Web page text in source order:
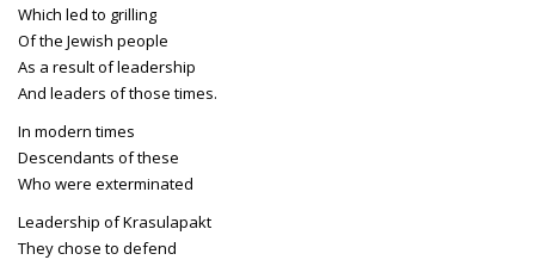
Which led to grilling
Of the Jewish people
As a result of leadership
And leaders of those times.
In modern times
Descendants of these
Who were exterminated
Leadership of Krasulapakt
They chose to defend